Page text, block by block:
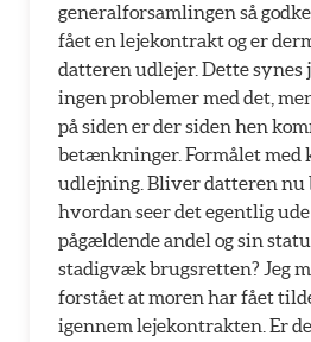
generalforsamlingen så
fået en lejekontrakt og er
datteren udlejer. Dette synes
ingen problemer med det,
på siden er der siden hen
betænkninger. Formålet
udlejning. Bliver datteren nu
hvordan seer det egentlig
pågældende andel og sin
stadigvæk brugsretten? Jeg
forstået at moren har fået
igennem lejekontrakten. Er